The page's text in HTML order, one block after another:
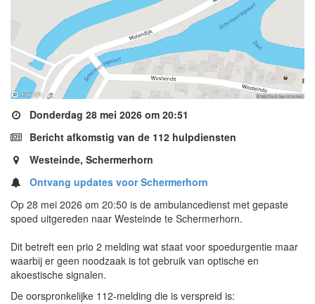
Donderdag 28 mei 2026 om 20:51
Bericht afkomstig van de 112 hulpdiensten
Westeinde, Schermerhorn
Ontvang updates voor Schermerhorn
Op 28 mei 2026 om 20:50 is de ambulancedienst met gepaste
spoed uitgereden naar Westeinde te Schermerhorn.
Dit betreft een prio 2 melding wat staat voor spoedurgentie maar
waarbij er geen noodzaak is tot gebruik van optische en
akoestische signalen.
De oorspronkelijke 112-melding die is verspreid is: